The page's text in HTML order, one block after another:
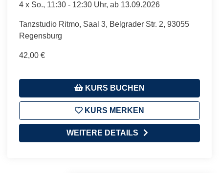
4 x So., 11:30 - 12:30 Uhr, ab 13.09.2026
Tanzstudio Ritmo, Saal 3, Belgrader Str. 2, 93055
Regensburg
42,00 €
KURS BUCHEN
KURS MERKEN
WEITERE DETAILS